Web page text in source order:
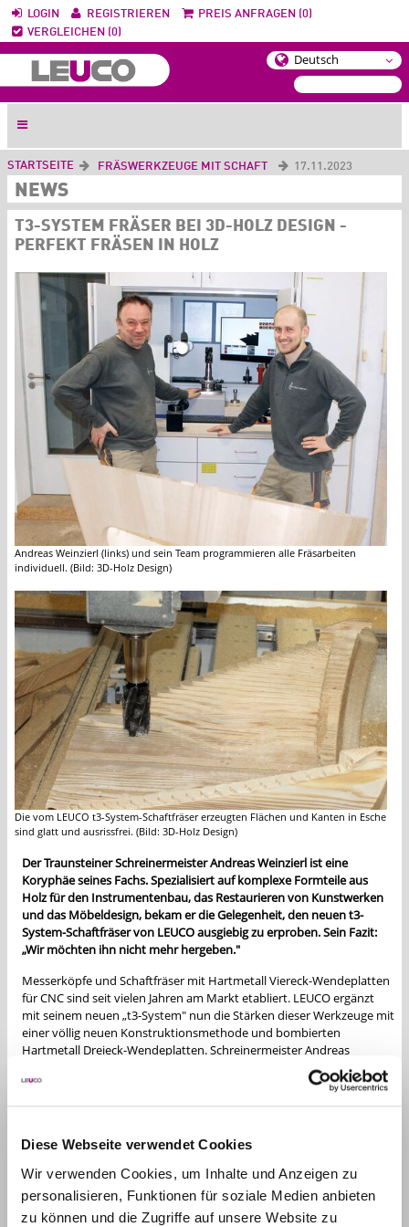
Diese Webseite verwendet Cookies
Wir verwenden Cookies, um Inhalte und Anzeigen zu
personalisieren, Funktionen für soziale Medien anbieten
zu können und die Zugriffe auf unsere Website zu
LOGIN REGISTRIEREN
PREIS ANFRAGEN (0)
VERGLEICHEN (0)
STARTSEITE FRÄSWERKZEUGE MIT SCHAFT 17.11.2023
NEWS
T3-SYSTEM FRÄSER BEI 3D-HOLZ DESIGN -
PERFEKT FRÄSEN IN HOLZ
Andreas Weinzierl (links) und sein Team programmieren alle Fräsarbeiten
individuell. (Bild: 3D-Holz Design)
Die vom LEUCO t3-System-Schaftfräser erzeugten Flächen und Kanten in Esche
sind glatt und ausrissfrei. (Bild: 3D-Holz Design)
Der Traunsteiner Schreinermeister Andreas Weinzierl ist eine
Koryphäe seines Fachs. Spezialisiert auf komplexe Formteile aus
Holz für den Instrumentenbau, das Restaurieren von Kunstwerken
und das Möbeldesign, bekam er die Gelegenheit, den neuen t3-
System-Schaftfräser von LEUCO ausgiebig zu erproben. Sein Fazit:
„Wir möchten ihn nicht mehr hergeben."
Messerköpfe und Schaftfräser mit Hartmetall Viereck-Wendeplatten
für CNC sind seit vielen Jahren am Markt etabliert. LEUCO ergänzt
mit seinem neuen „t3-System" nun die Stärken dieser Werkzeuge mit
einer völlig neuen Konstruktionsmethode und bombierten
Hartmetall Dreieck-Wendeplatten. Schreinermeister Andreas
Weinzierl, den man in der Branche als Künstler an der CNC-
Fräsmaschine kennt, wurde von LEUCO eingeladen, die
Produktinnovation in seiner Werkstatt intensiv zu testen.
komplexe Teile aus Massivholz und Holzwerkstoffen. Er und seine
beiden Mitarbeiter programmieren in CAM komplexe Formen, mit
denen sie die Fertigungsmöglichkeiten ihrer 5-Achs-CNC-Maschine
voll ausschöpfen. Serien sind nicht sein Thema – jeder Auftrag wird
individuell programmiert. „Wir greifen nicht auf hinterlegte Bausteine